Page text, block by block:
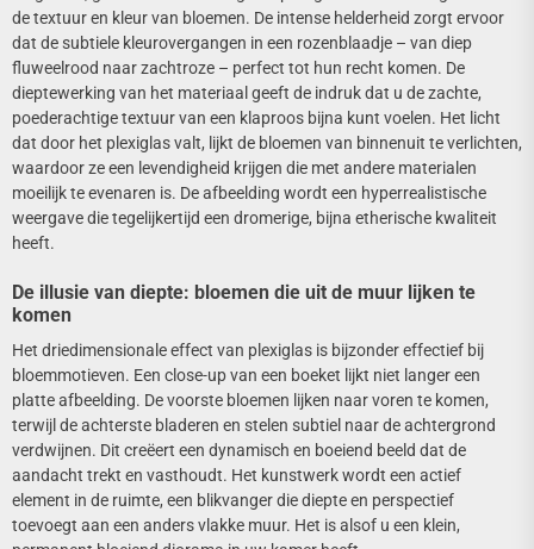
de textuur en kleur van bloemen. De intense helderheid zorgt ervoor
dat de subtiele kleurovergangen in een rozenblaadje – van diep
fluweelrood naar zachtroze – perfect tot hun recht komen. De
dieptewerking van het materiaal geeft de indruk dat u de zachte,
poederachtige textuur van een klaproos bijna kunt voelen. Het licht
dat door het plexiglas valt, lijkt de bloemen van binnenuit te verlichten,
waardoor ze een levendigheid krijgen die met andere materialen
moeilijk te evenaren is. De afbeelding wordt een hyperrealistische
weergave die tegelijkertijd een dromerige, bijna etherische kwaliteit
heeft.
De illusie van diepte: bloemen die uit de muur lijken te
komen
Het driedimensionale effect van plexiglas is bijzonder effectief bij
bloemmotieven. Een close-up van een boeket lijkt niet langer een
platte afbeelding. De voorste bloemen lijken naar voren te komen,
terwijl de achterste bladeren en stelen subtiel naar de achtergrond
verdwijnen. Dit creëert een dynamisch en boeiend beeld dat de
aandacht trekt en vasthoudt. Het kunstwerk wordt een actief
element in de ruimte, een blikvanger die diepte en perspectief
toevoegt aan een anders vlakke muur. Het is alsof u een klein,